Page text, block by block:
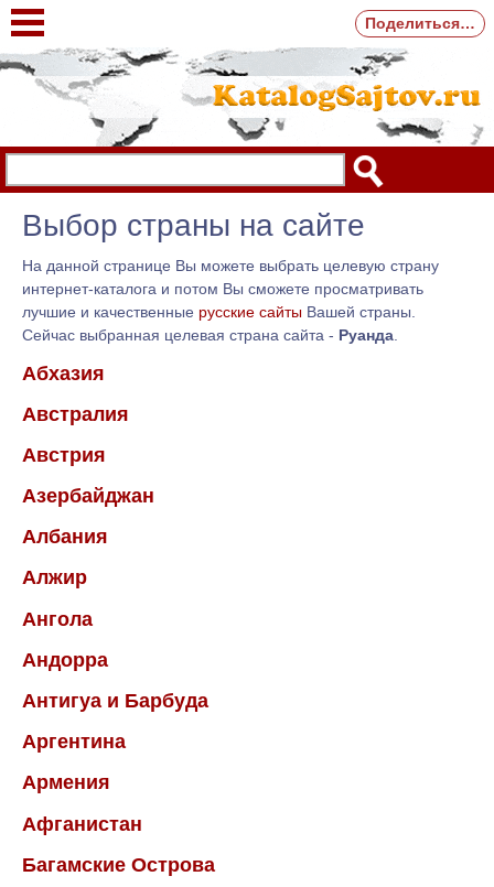
Выбор страны на сайте
На данной странице Вы можете выбрать целевую страну
интернет-каталога и потом Вы сможете просматривать
лучшие и качественные русские сайты Вашей страны.
Сейчас выбранная целевая страна сайта - Руанда
Абхазия
Австралия
Австрия
Азербайджан
Албания
Алжир
Ангола
Андорра
Антигуа и Барбуда
Аргентина
Армения
Афганистан
Багамские Острова
Поделиться…